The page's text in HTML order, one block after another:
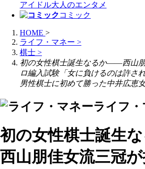
アイドル大人のエンタメ
コミック
HOME >
ライフ・マネー >
棋士 >
初の女性棋士誕生なるか――西山
ロ編入試験「女に負けるのは許さ
男性棋士に初めて勝った中井広恵
ライフ
初の女性棋士誕生
西山朋佳女流三冠